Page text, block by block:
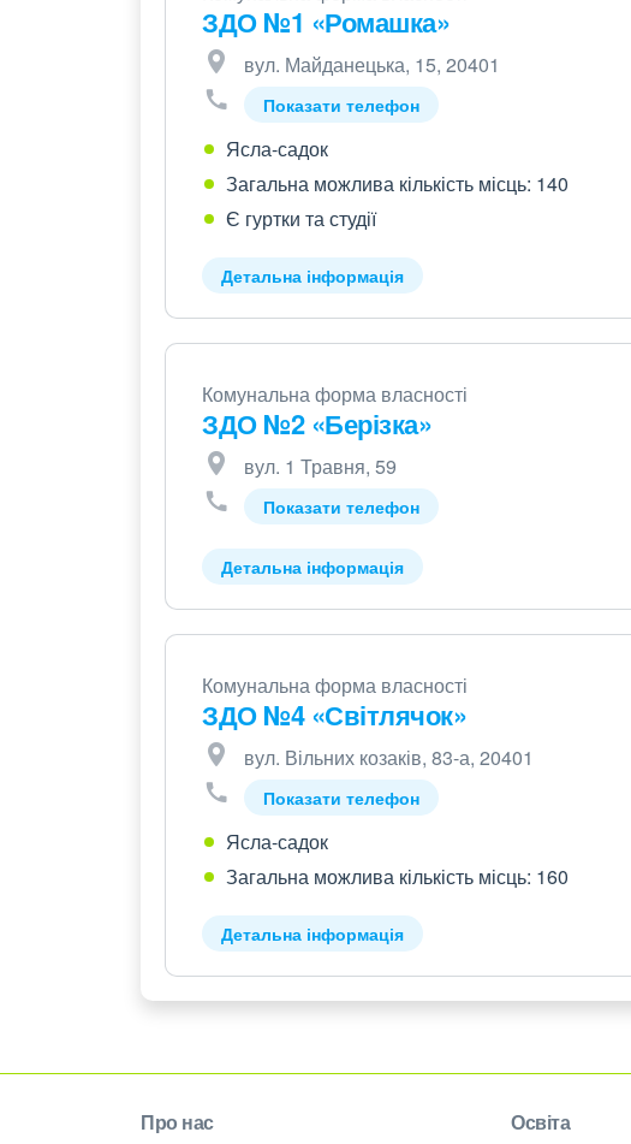
ЗДО №1 «Ромашка»
вул. Майданецька, 15, 20401
Показати телефон
Ясла-садок
Загальна можлива кількість місць: 140
Є гуртки та студії
Детальна інформація
Комунальна форма власності
ЗДО №2 «Берізка»
вул. 1 Травня, 59
Показати телефон
Детальна інформація
Комунальна форма власності
ЗДО №4 «Світлячок»
вул. Вільних козаків, 83-а, 20401
Показати телефон
Ясла-садок
Загальна можлива кількість місць: 160
Детальна інформація
Про нас Освіта